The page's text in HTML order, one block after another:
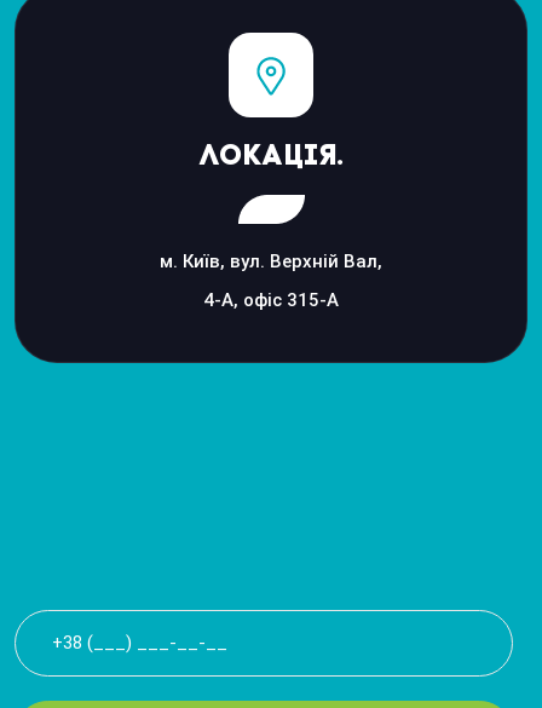
Локація.
м. Київ, вул. Верхній Вал,
4-А, офіс 315-А